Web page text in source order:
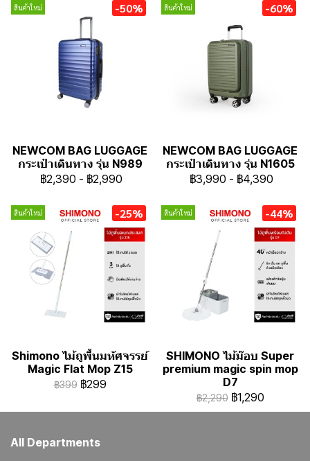
สินค้าใหม่ -50%
NEWCOM BAG LUGGAGE
กระเป๋าเดินทาง รุ่น N989
฿2,390 - ฿2,990
สินค้าใหม่ -60%
NEWCOM BAG LUGGAGE
กระเป๋าเดินทาง รุ่น N1605
฿3,990 - ฿4,390
สินค้าใหม่ -25%
Shimono ไม้ถูพื้นมหัศจรรย์
Magic Flat Mop Z15
฿399 ฿299
สินค้าใหม่ -44%
SHIMONO ไม้ม๊อบ Super
premium magic spin mop
D7
฿2,290 ฿1,290
All Departments